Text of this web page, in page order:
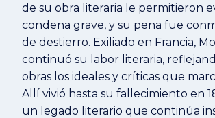
de su obra literaria le permitieron
condena grave, y su pena fue
de destierro. Exiliado en Francia,
continuó su labor literaria,
obras los ideales y críticas que
Allí vivió hasta su fallecimiento en
un legado literario que continúa